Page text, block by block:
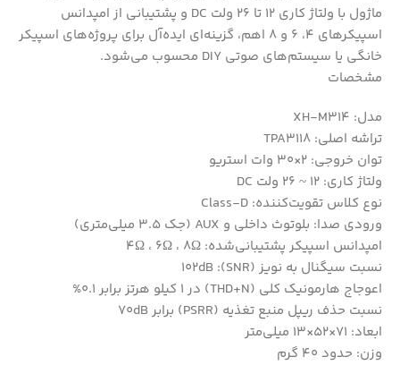
ماژول با ولتاژ کاری 12 تا 26 ولت DC و پشتیبانی از امپدانس
اسپیکرهای 4، 6 و 8 اهم، گزینه‌ای ایده‌آل برای پروژه‌های اسپیکر
خانگی یا سیستم‌های صوتی DIY محسوب می‌شود.
مشخصات
مدل: XH-M314
تراشه اصلی: TPA3118
توان خروجی: 2×30 وات استریو
ولتاژ کاری: 12 ~ 26 ولت DC
نوع کلاس تقویت‌کننده: Class-D
ورودی صدا: بلوتوث داخلی و AUX (جک 3.5 میلی‌متری)
امپدانس اسپیکر پشتیبانی‌شده: 4Ω ، 6Ω ، 8Ω
نسبت سیگنال به نویز (SNR): 102dB
اعوجاج هارمونیک کلی (THD+N) در 1 کیلو هرتز برابر 0.1%
نسبت حذف ریپل منبع تغذیه (PSRR) برابر 70dB
ابعاد: 71×52×13 میلی‌متر
وزن: حدود 40 گرم